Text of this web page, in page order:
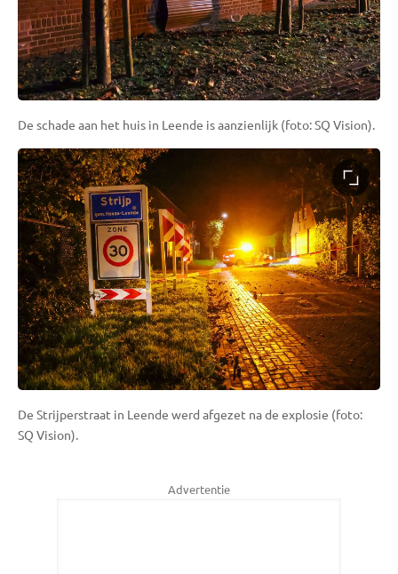
De schade aan het huis in Leende is aanzienlijk (foto: SQ Vision).
De Strijperstraat in Leende werd afgezet na de explosie (foto:
SQ Vision).
Advertentie